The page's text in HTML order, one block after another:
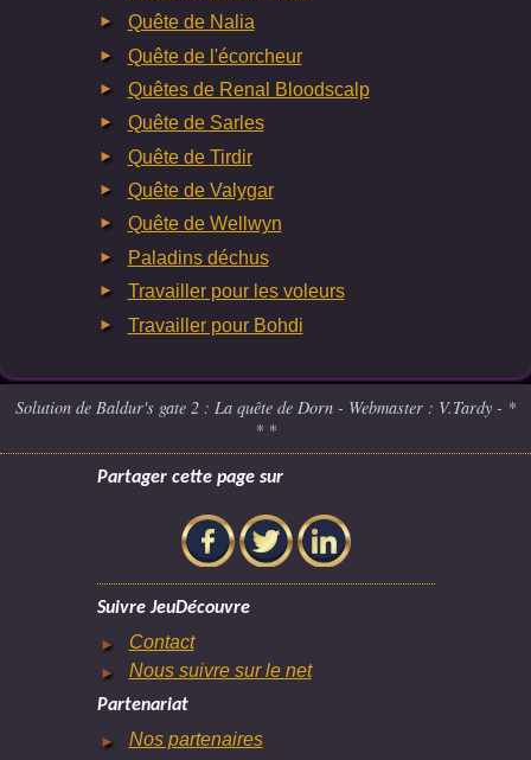
Quête de Nalia
Quête de l'écorcheur
Quêtes de Renal Bloodscalp
Quête de Sarles
Quête de Tirdir
Quête de Valygar
Quête de Wellwyn
Paladins déchus
Travailler pour les voleurs
Travailler pour Bohdi
Solution de Baldur's gate 2 : La quête de Dorn - Webmaster : V.Tardy - *
* *
Partager cette page sur
Suivre JeuDécouvre
Contact
Nous suivre sur le net
Partenariat
Nos partenaires